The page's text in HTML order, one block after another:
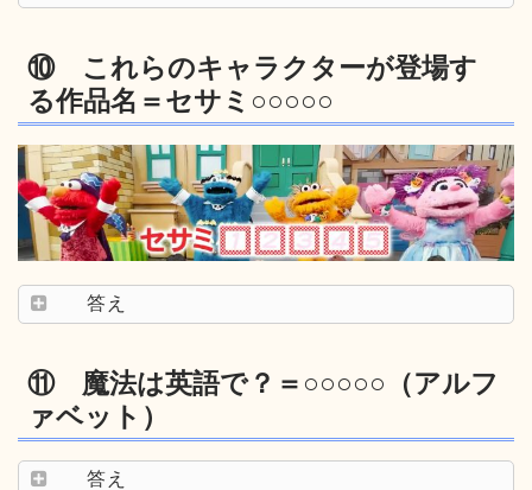
⑩ これらのキャラクターが登場す
る作品名＝セサミ○○○○○
答え
⑪ 魔法は英語で？＝○○○○○（アルフ
ァベット）
答え